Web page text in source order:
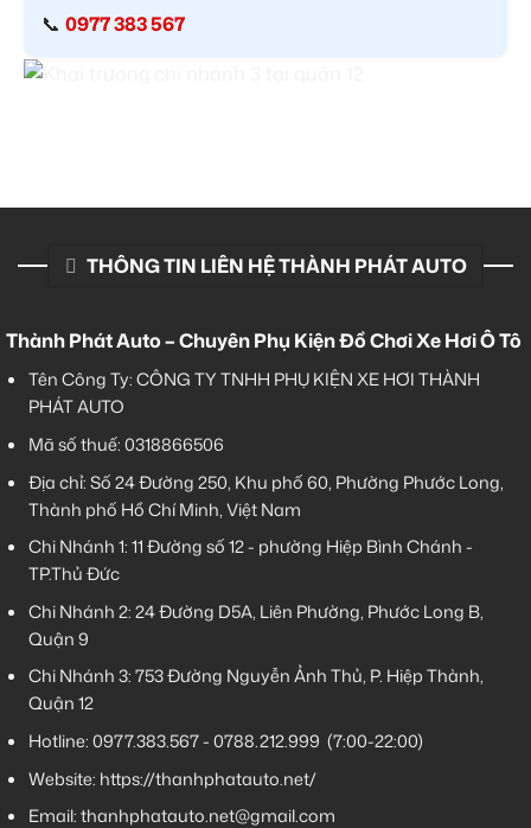
📞 0977 383 567
THÔNG TIN LIÊN HỆ THÀNH PHÁT AUTO
Thành Phát Auto – Chuyên Phụ Kiện Đồ Chơi Xe Hơi Ô Tô
Tên Công Ty: CÔNG TY TNHH PHỤ KIỆN XE HƠI THÀNH
PHÁT AUTO
Mã số thuế: 0318866506
Địa chỉ: Số 24 Đường 250, Khu phố 60, Phường Phước Long,
Thành phố Hồ Chí Minh, Việt Nam
Chi Nhánh 1:11 Đường số 12 - phường Hiệp Bình Chánh -
TP.Thủ Đức
Chi Nhánh 2:24 Đường D5A, Liên Phường, Phước Long B,
Quận 9
Chi Nhánh 3:753 Đường Nguyễn Ảnh Thủ, P. Hiệp Thành,
Quận 12
Hotline:0977.383.567-0788.212.999 (7:00-22:00)
Website: https://thanhphatauto.net/
Email:thanhphatauto.net@gmail.com